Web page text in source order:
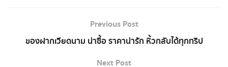
Previous Post
ของฝากเวียดนาม น่าซื้อ ราคาน่ารัก หิ้วกลับได้ทุกทริป
Next Post